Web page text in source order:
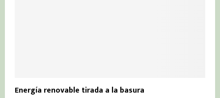
Energía renovable tirada a la basura